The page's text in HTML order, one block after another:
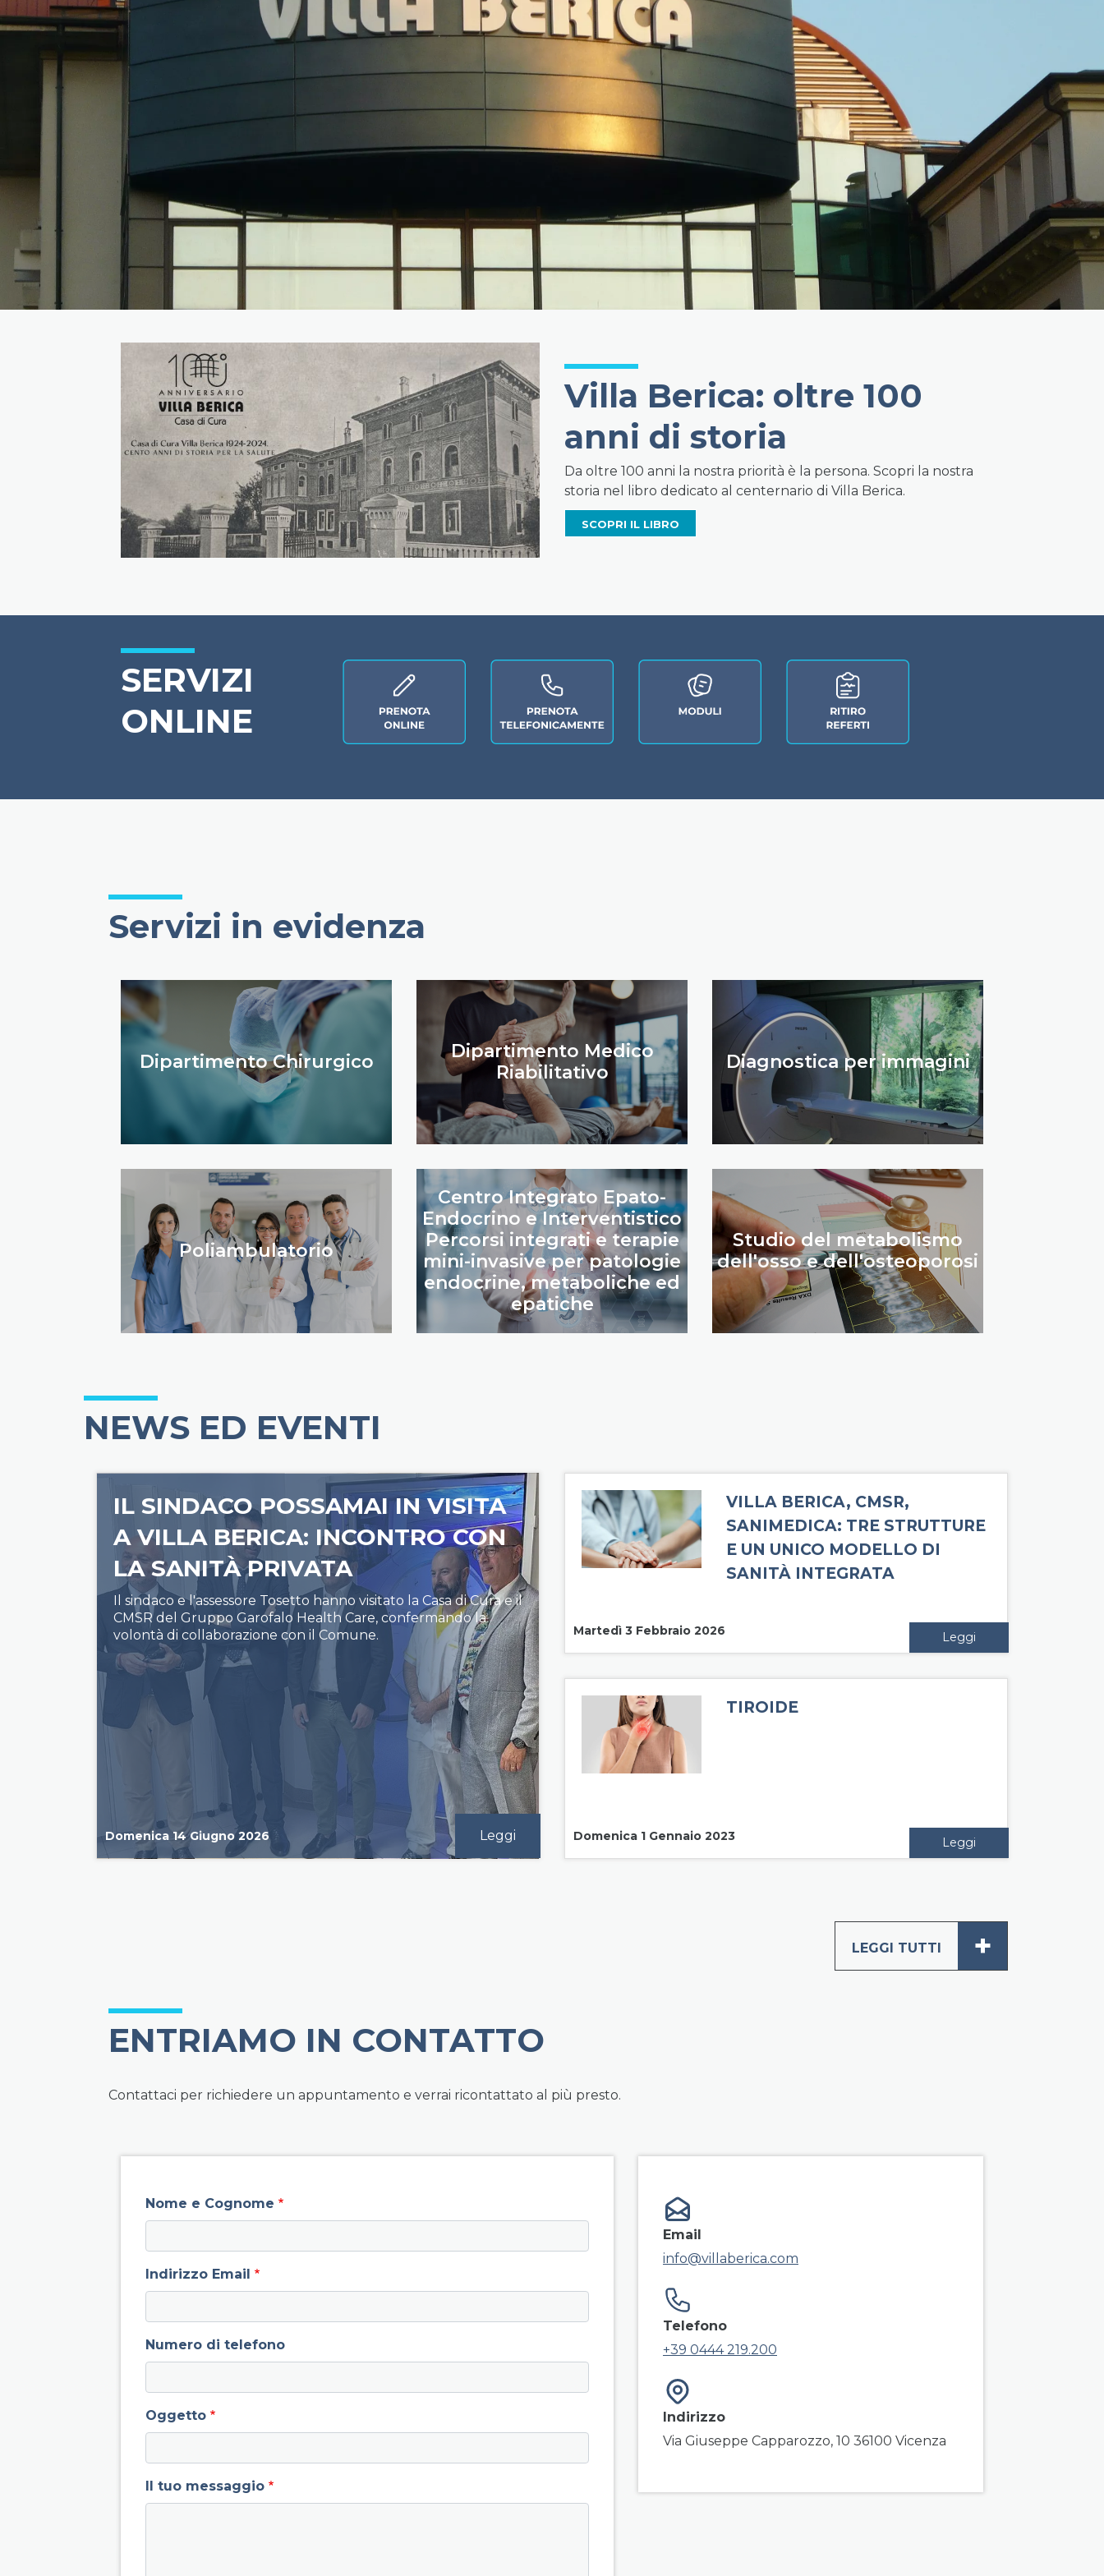
Villa Berica: oltre 100
anni di storia
Da oltre 100 anni la nostra priorità è la persona. Scopri la nostra
storia nel libro dedicato al centernario di Villa Berica.
SCOPRI IL LIBRO
SERVIZI
ONLINE
Servizi in evidenza
Dipartimento Chirurgico
Dipartimento Medico
Riabilitativo
Diagnostica per immagini
Poliambulatorio
Centro Integrato Epato-
Endocrino e Interventistico
Percorsi integrati e terapie
mini-invasive per patologie
endocrine, metaboliche ed
epatiche
Studio del metabolismo
dell'osso e dell'osteoporosi
NEWS ED EVENTI
IL SINDACO POSSAMAI IN VISITA
A VILLA BERICA: INCONTRO CON
LA SANITÀ PRIVATA
Il sindaco e l'assessore Tosetto hanno visitato la Casa di Cura e il
CMSR del Gruppo Garofalo Health Care, confermando la
volontà di collaborazione con il Comune.
Domenica 14 Giugno 2026 Leggi
VILLA BERICA, CMSR,
SANIMEDICA: TRE STRUTTURE
E UN UNICO MODELLO DI
SANITÀ INTEGRATA
Martedì 3 Febbraio 2026 Leggi
TIROIDE
Domenica 1 Gennaio 2023 Leggi
LEGGI TUTTI +
ENTRIAMO IN CONTATTO
Contattaci per richiedere un appuntamento e verrai ricontattato al più presto.
field group left
Nome e Cognome
Indirizzo Email
Numero di telefono
Oggetto
Il tuo messaggio
field group right
Email
info@villaberica.com
Telefono
+39 0444 219.200
Indirizzo
Via Giuseppe Capparozzo, 10 36100 Vicenza